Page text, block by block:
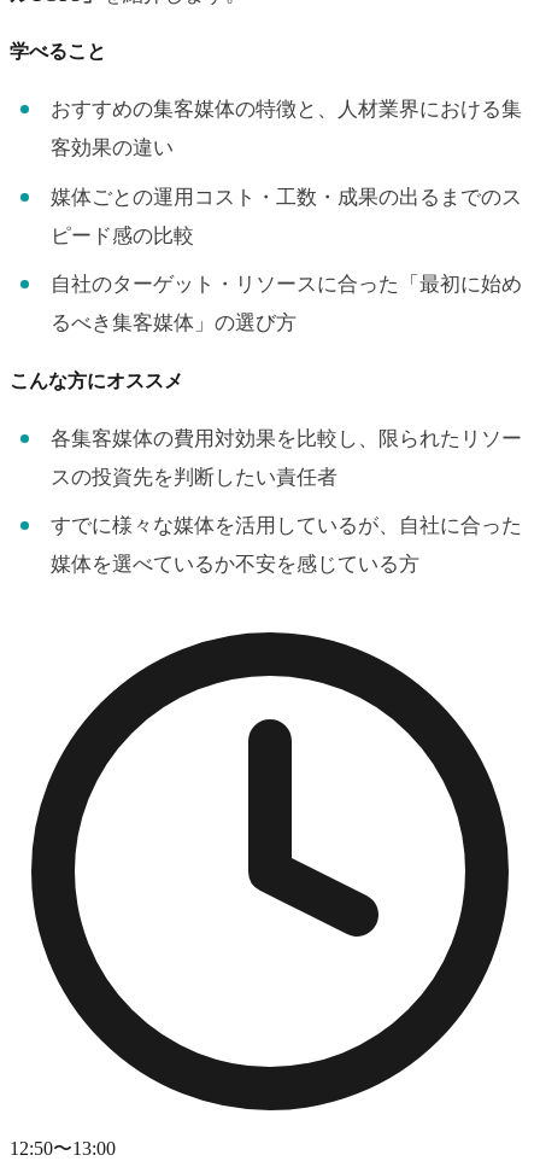
学べること
おすすめの集客媒体の特徴と、人材業界における集
客効果の違い
媒体ごとの運用コスト・工数・成果の出るまでのス
ピード感の比較
自社のターゲット・リソースに合った「最初に始め
るべき集客媒体」の選び方
こんな方にオススメ
各集客媒体の費用対効果を比較し、限られたリソー
スの投資先を判断したい責任者
すでに様々な媒体を活用しているが、自社に合った
媒体を選べているか不安を感じている方
12:50〜13:00